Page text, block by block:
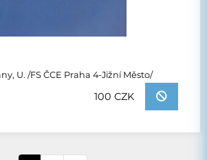
U. /FS ČCE Praha 4-Jižní Město/
100 CZK